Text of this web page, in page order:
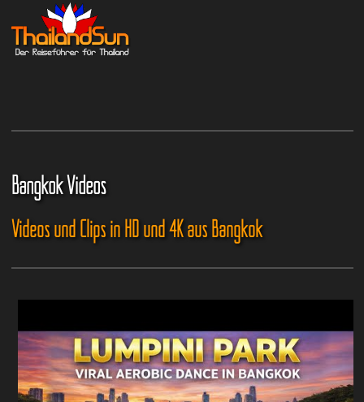
Bangkok Videos
Videos und Clips in HD und 4K aus Bangkok